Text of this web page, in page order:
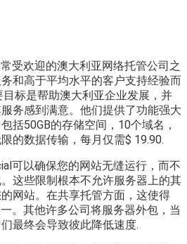
受欢迎的澳大利亚网络托管公司之
和高于平均水平的客户支持经验而
目标是帮助澳大利亚企业发展，并
务感到满意。他们提供了功能强大
括50GB的存储空间，10个域名，
的数据传输，每月仅需$ 19.90.
可以确保您的网站无缝运行，而不
这些限制根本不允许服务器上的其
网站。在共享托管方面，这使得
。其他许多公司将服务器外包，当
最终会导致彼此降低速度.